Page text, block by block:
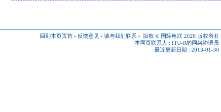
回到本页页首 - 反馈意见 - 请与我们联系 - 版权 © 国际电联 2026 版权所有
本网页联系人 : ITU-R的网络协调员
最近更新日期 : 2013-01-30